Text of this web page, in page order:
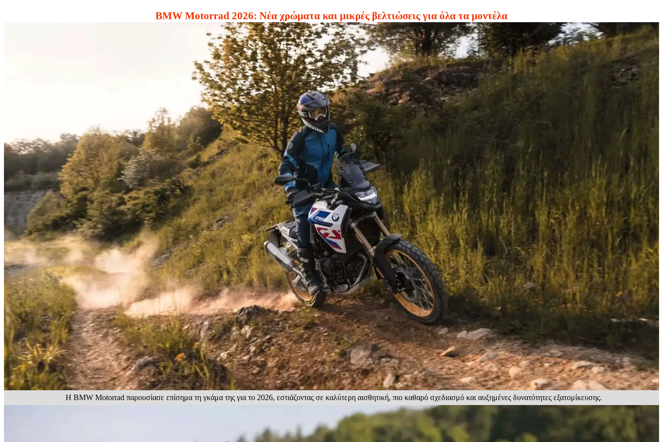
BMW Motorrad 2026: Νέα χρώματα και μικρές βελτιώσεις για όλα τα μοντέλα
Η BMW Motorrad παρουσίασε επίσημα τη γκάμα της για το 2026, εστιάζοντας σε καλύτερη αισθητική, πιο καθαρό σχεδιασμό και αυξημένες δυνατότητες εξατομίκευσης.